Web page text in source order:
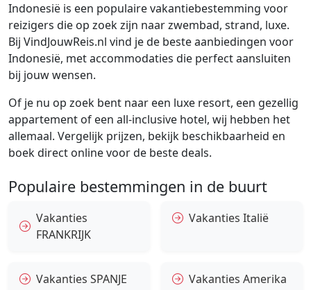
Indonesië is een populaire vakantiebestemming voor
reizigers die op zoek zijn naar zwembad, strand, luxe.
Bij VindJouwReis.nl vind je de beste aanbiedingen voor
Indonesië, met accommodaties die perfect aansluiten
bij jouw wensen.
Of je nu op zoek bent naar een luxe resort, een gezellig
appartement of een all-inclusive hotel, wij hebben het
allemaal. Vergelijk prijzen, bekijk beschikbaarheid en
boek direct online voor de beste deals.
Populaire bestemmingen in de buurt
Vakanties
FRANKRIJK
Vakanties Italië
Vakanties SPANJE Vakanties Amerika